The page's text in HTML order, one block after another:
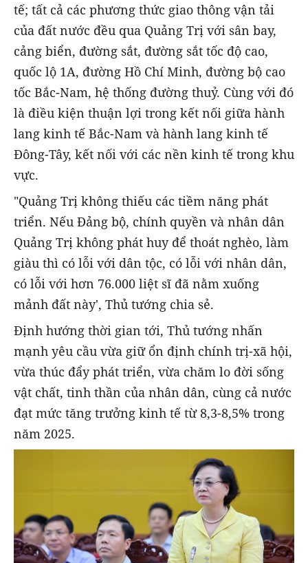
tế; tất cả các phương thức giao thông vận tải
của đất nước đều qua Quảng Trị với sân bay,
cảng biển, đường sắt, đường sắt tốc độ cao,
quốc lộ 1A, đường Hồ Chí Minh, đường bộ cao
tốc Bắc-Nam, hệ thống đường thuỷ. Cùng với đó
là điều kiện thuận lợi trong kết nối giữa hành
lang kinh tế Bắc-Nam và hành lang kinh tế
Đông-Tây, kết nối với các nền kinh tế trong khu
vực.
"Quảng Trị không thiếu các tiềm năng phát
triển. Nếu Đảng bộ, chính quyền và nhân dân
Quảng Trị không phát huy để thoát nghèo, làm
giàu thì có lỗi với dân tộc, có lỗi với nhân dân,
có lỗi với hơn 76.000 liệt sĩ đã nằm xuống
mảnh đất này', Thủ tướng chia sẻ.
Định hướng thời gian tới, Thủ tướng nhấn
mạnh yêu cầu vừa giữ ổn định chính trị-xã hội,
vừa thúc đẩy phát triển, vừa chăm lo đời sống
vật chất, tinh thần của nhân dân, cùng cả nước
đạt mức tăng trưởng kinh tế từ 8,3-8,5% trong
năm 2025.